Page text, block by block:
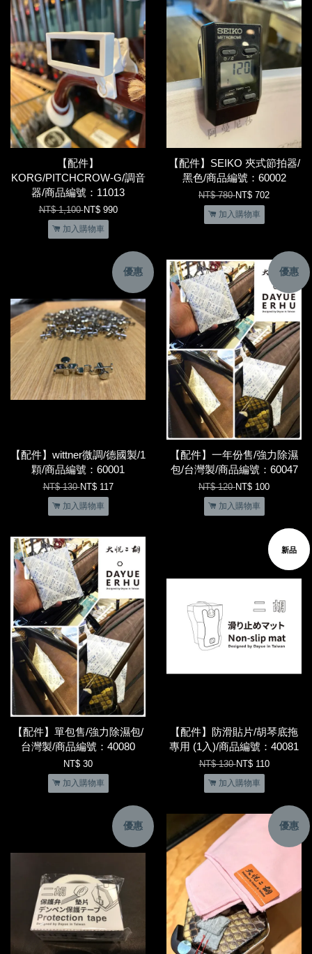
【配件】
KORG/PITCHCROW-G/調音
器/商品編號：11013
NT$ 1,100NT$ 990
加入購物車
【配件】SEIKO 夾式節拍器/
黑色/商品編號：60002
NT$ 780NT$ 702
加入購物車
優惠
【配件】wittner微調/德國製/1
顆/商品編號：60001
NT$ 130NT$ 117
加入購物車
優惠
【配件】一年份售/強力除濕
包/台灣製/商品編號：60047
NT$ 120NT$ 100
加入購物車
【配件】單包售/強力除濕包/
台灣製/商品編號：40080
NT$ 30
加入購物車
優惠
新品
【配件】防滑貼片/胡琴底拖
專用 (1入)/商品編號：40081
NT$ 130NT$ 110
加入購物車
優惠 優惠